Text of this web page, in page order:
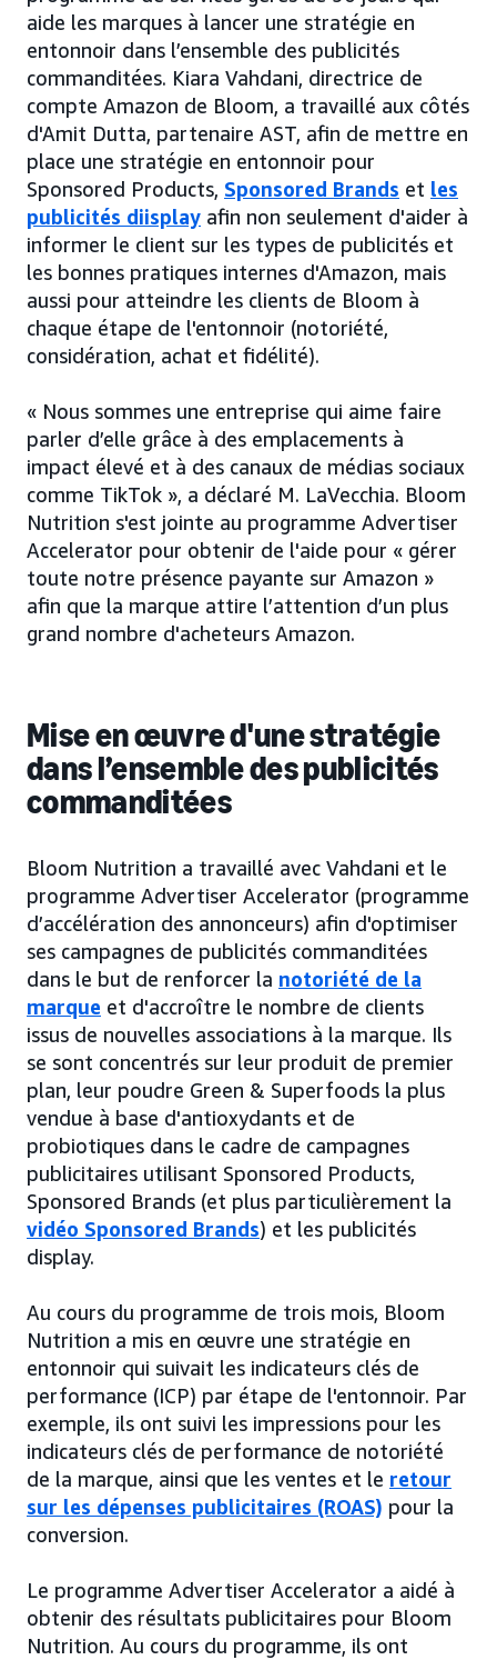
aide les marques à lancer une stratégie en
entonnoir dans l’ensemble des publicités
commanditées. Kiara Vahdani, directrice de
compte Amazon de Bloom, a travaillé aux côtés
d'Amit Dutta, partenaire AST, afin de mettre en
place une stratégie en entonnoir pour
Sponsored Products, Sponsored Brands et les
publicités diisplay afin non seulement d'aider à
informer le client sur les types de publicités et
les bonnes pratiques internes d'Amazon, mais
aussi pour atteindre les clients de Bloom à
chaque étape de l'entonnoir (notoriété,
considération, achat et fidélité).
« Nous sommes une entreprise qui aime faire
parler d’elle grâce à des emplacements à
impact élevé et à des canaux de médias sociaux
comme TikTok », a déclaré M. LaVecchia. Bloom
Nutrition s'est jointe au programme Advertiser
Accelerator pour obtenir de l'aide pour « gérer
toute notre présence payante sur Amazon »
afin que la marque attire l’attention d’un plus
grand nombre d'acheteurs Amazon.
Mise en œuvre d'une stratégie
dans l’ensemble des publicités
commanditées
Bloom Nutrition a travaillé avec Vahdani et le
programme Advertiser Accelerator (programme
d’accélération des annonceurs) afin d'optimiser
ses campagnes de publicités commanditées
dans le but de renforcer la notoriété de la
marque et d'accroître le nombre de clients
issus de nouvelles associations à la marque. Ils
se sont concentrés sur leur produit de premier
plan, leur poudre Green & Superfoods la plus
vendue à base d'antioxydants et de
probiotiques dans le cadre de campagnes
publicitaires utilisant Sponsored Products,
Sponsored Brands (et plus particulièrement la
vidéo Sponsored Brands) et les publicités
display.
Au cours du programme de trois mois, Bloom
Nutrition a mis en œuvre une stratégie en
entonnoir qui suivait les indicateurs clés de
performance (ICP) par étape de l'entonnoir. Par
exemple, ils ont suivi les impressions pour les
indicateurs clés de performance de notoriété
de la marque, ainsi que les ventes et le retour
sur les dépenses publicitaires (ROAS) pour la
conversion.
Le programme Advertiser Accelerator a aidé à
obtenir des résultats publicitaires pour Bloom
Nutrition. Au cours du programme, ils ont